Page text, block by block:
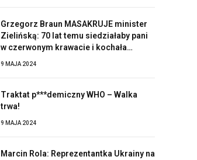
Grzegorz Braun MASAKRUJE minister
Zielińską: 70 lat temu siedziałaby pani
w czerwonym krawacie i kochała
9 MAJA 2024
Traktat p***demiczny WHO – Walka
trwa!
9 MAJA 2024
Marcin Rola: Reprezentantka Ukrainy na